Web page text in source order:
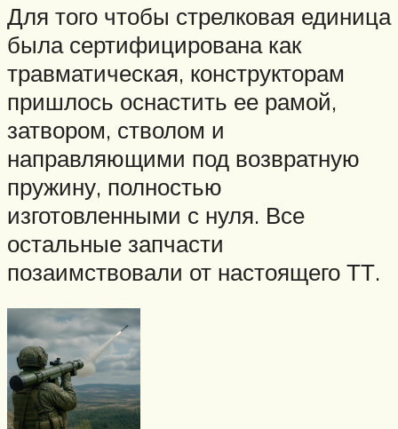
Для того чтобы стрелковая единица
была сертифицирована как
травматическая, конструкторам
пришлось оснастить ее рамой,
затвором, стволом и
направляющими под возвратную
пружину, полностью
изготовленными с нуля. Все
остальные запчасти
позаимствовали от настоящего ТТ.